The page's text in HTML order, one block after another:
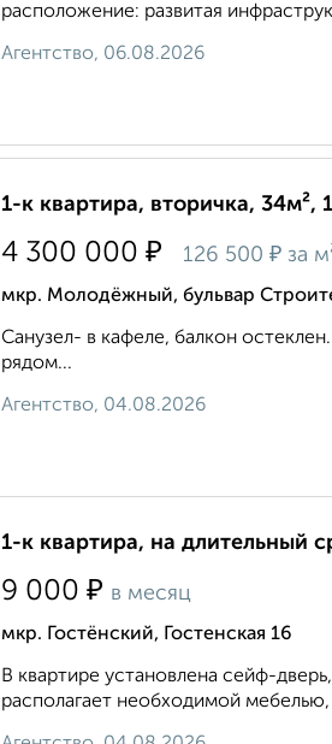
расположение: развитая
Агентство, 06.08.2026
1-к квартира, вторичка, 34м²,
4 300 000 ₽ 126 500 ₽ за
мкр. Молодёжный, бульвар
Санузел- в кафеле, балкон
рядом...
Агентство, 04.08.2026
1-к квартира, на длительный
9 000 ₽ в месяц
мкр. Гостёнский, Гостенская 16
В квартире установлена сейф-
располагает необходимой